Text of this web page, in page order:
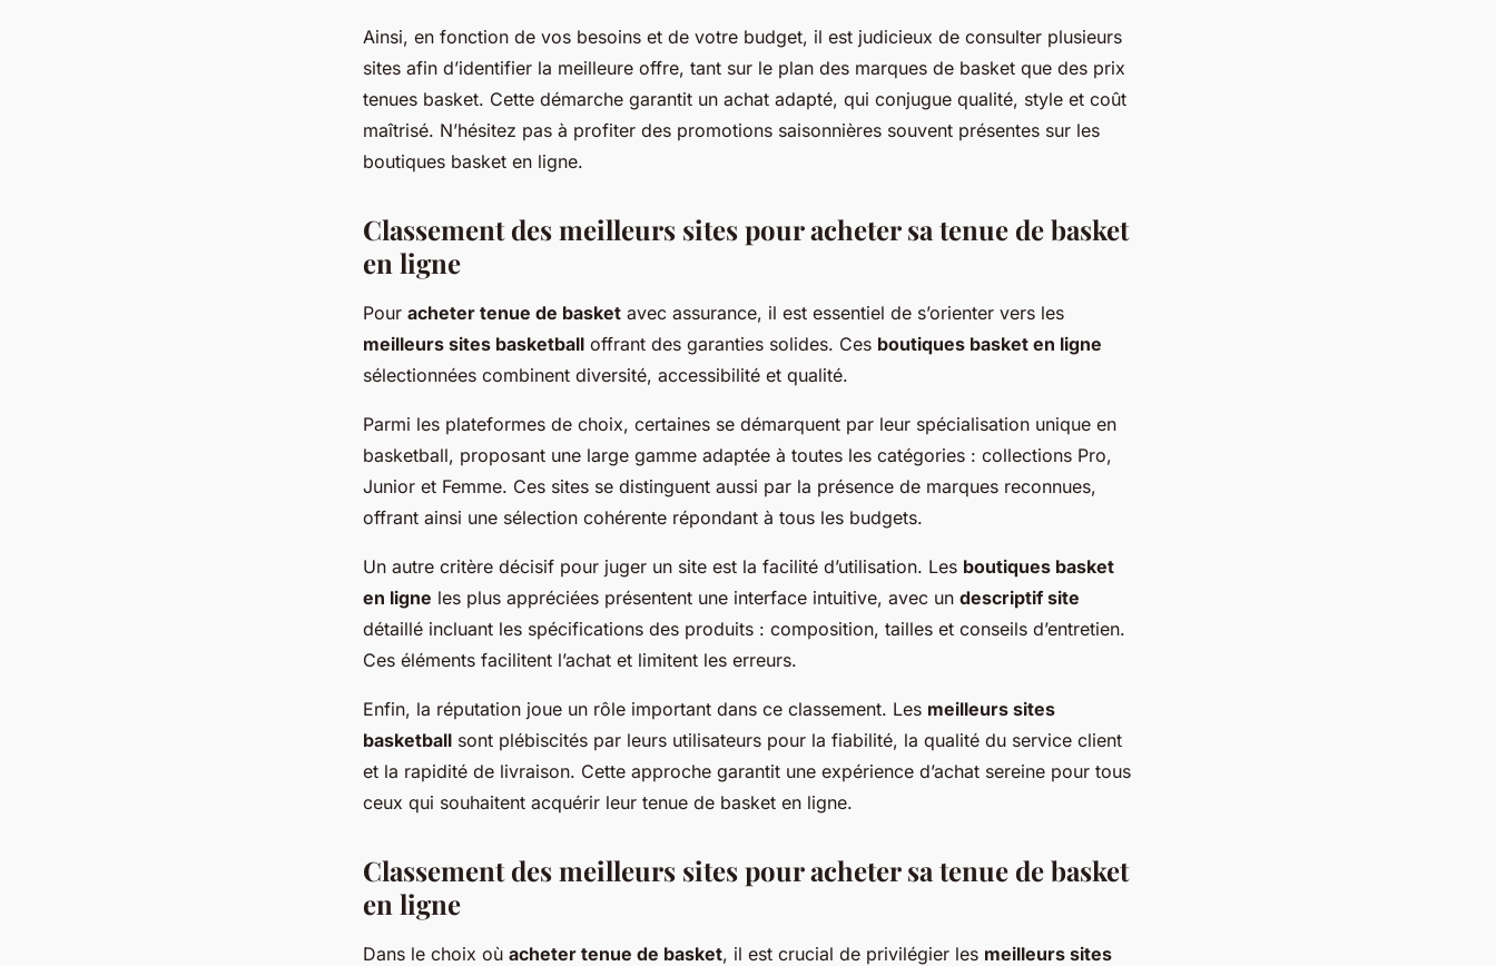
Ainsi, en fonction de vos besoins et de votre budget, il est judicieux de consulter plusieurs
sites afin d’identifier la meilleure offre, tant sur le plan des marques de basket que des prix
tenues basket. Cette démarche garantit un achat adapté, qui conjugue qualité, style et coût
maîtrisé. N’hésitez pas à profiter des promotions saisonnières souvent présentes sur les
boutiques basket en ligne.
Classement des meilleurs sites pour acheter sa tenue de basket
en ligne
Pour acheter tenue de basket avec assurance, il est essentiel de s’orienter vers les
meilleurs sites basketball offrant des garanties solides. Ces boutiques basket en ligne
sélectionnées combinent diversité, accessibilité et qualité.
Parmi les plateformes de choix, certaines se démarquent par leur spécialisation unique en
basketball, proposant une large gamme adaptée à toutes les catégories : collections Pro,
Junior et Femme. Ces sites se distinguent aussi par la présence de marques reconnues,
offrant ainsi une sélection cohérente répondant à tous les budgets.
Un autre critère décisif pour juger un site est la facilité d’utilisation. Les boutiques basket
en ligne les plus appréciées présentent une interface intuitive, avec un descriptif site
détaillé incluant les spécifications des produits : composition, tailles et conseils d’entretien.
Ces éléments facilitent l’achat et limitent les erreurs.
Enfin, la réputation joue un rôle important dans ce classement. Les meilleurs sites
basketball sont plébiscités par leurs utilisateurs pour la fiabilité, la qualité du service client
et la rapidité de livraison. Cette approche garantit une expérience d’achat sereine pour tous
ceux qui souhaitent acquérir leur tenue de basket en ligne.
Classement des meilleurs sites pour acheter sa tenue de basket
en ligne
Dans le choix où acheter tenue de basket, il est crucial de privilégier les meilleurs sites